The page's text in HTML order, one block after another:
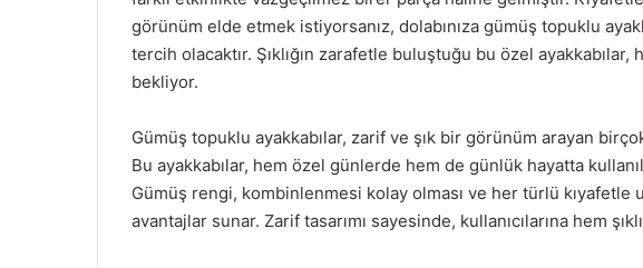
görünüm elde etmek istiyorsanız, dolabınıza gümüş topuklu
tercih olacaktır. Şıklığın zarafetle buluştuğu bu özel ayakkabılar,
bekliyor.
Gümüş topuklu ayakkabılar, zarif ve şık bir görünüm arayan
Bu ayakkabılar, hem özel günlerde hem de günlük hayatta
Gümüş rengi, kombinlenmesi kolay olması ve her türlü kıyafetle
avantajlar sunar. Zarif tasarımı sayesinde, kullanıcılarına hem